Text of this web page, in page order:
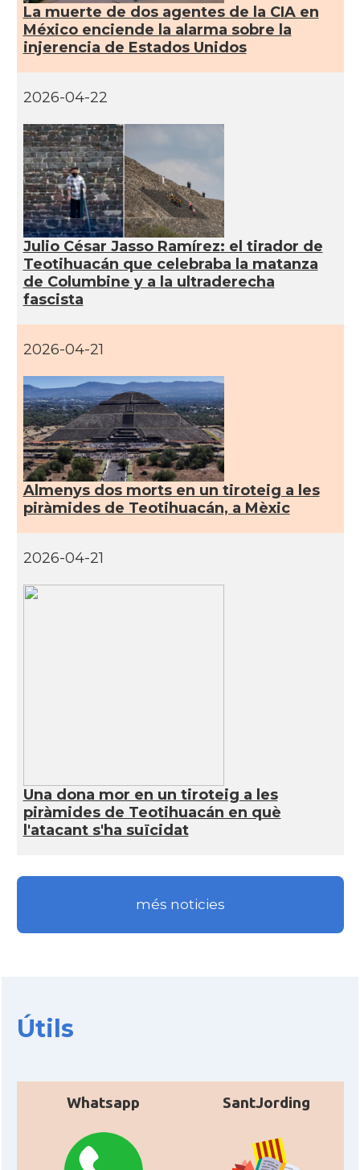
La muerte de dos agentes de la CIA en
México enciende la alarma sobre la
injerencia de Estados Unidos
2026-04-22
Julio César Jasso Ramírez: el tirador de
Teotihuacán que celebraba la matanza
de Columbine y a la ultraderecha
fascista
2026-04-21
Almenys dos morts en un tiroteig a les
piràmides de Teotihuacán, a Mèxic
2026-04-21
Una dona mor en un tiroteig a les
piràmides de Teotihuacán en què
l'atacant s'ha suïcidat
més noticies
Útils
Whatsapp SantJording